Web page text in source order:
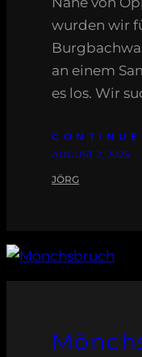
wurden wir
an einem
es los. Wir
AUGUST 2, 2025
JÖRG